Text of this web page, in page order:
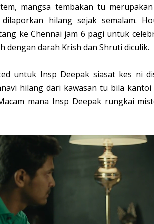
mangsa tembakan tu
hilang sejak semalam.
ke Chennai jam 6 pagi untuk
dengan darah Krish dan Shruti diculik.
untuk Insp Deepak siasat kes ni
hilang dari kawasan tu bila
mana Insp Deepak rungkai